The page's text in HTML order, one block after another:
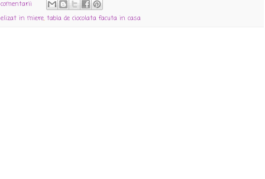
in miere,tabla de ciocolata facuta in casa